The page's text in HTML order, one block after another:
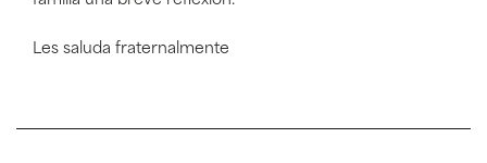
Les saluda fraternalmente